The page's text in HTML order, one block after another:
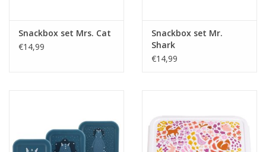
Snackbox set Mrs. Cat
€14,99
Snackbox set Mr.
Shark
€14,99